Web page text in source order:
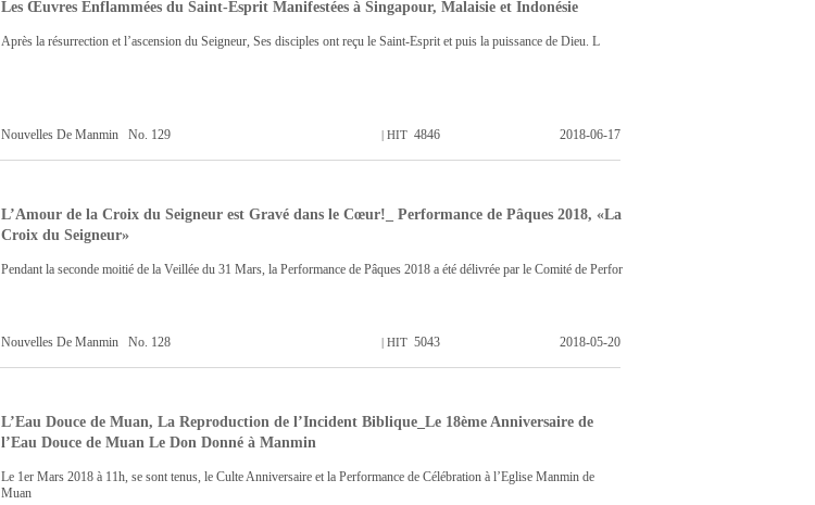
Les Œuvres Enflammées du Saint-Esprit Manifestées à Singapour, Malaisie et Indonésie
Après la résurrection et l’ascension du Seigneur, Ses disciples ont reçu le Saint-Esprit et puis la puissance de Dieu. L
| Nouvelles De Manmin No. 129 | HIT 4846 2018-06-17
L’Amour de la Croix du Seigneur est Gravé dans le Cœur!_ Performance de Pâques 2018, «La
Croix du Seigneur»
Pendant la seconde moitié de la Veillée du 31 Mars, la Performance de Pâques 2018 a été délivrée par le Comité de Perfor
| Nouvelles De Manmin No. 128 | HIT 5043 2018-05-20
L’Eau Douce de Muan, La Reproduction de l’Incident Biblique_Le 18ème Anniversaire de
l’Eau Douce de Muan Le Don Donné à Manmin
Le 1er Mars 2018 à 11h, se sont tenus, le Culte Anniversaire et la Performance de Célébration à l’Eglise Manmin de
Muan